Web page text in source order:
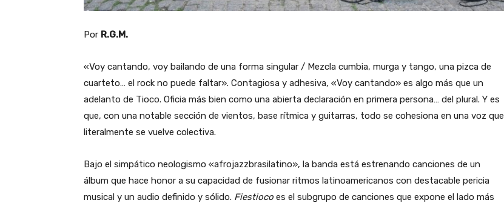
Por R.G.M.
«Voy cantando, voy bailando de una forma singular / Mezcla cumbia, murga y tango, una pizca de
cuarteto… el rock no puede faltar». Contagiosa y adhesiva, «Voy cantando» es algo más que un
adelanto de Tioco. Oficia más bien como una abierta declaración en primera persona… del plural. Y es
que, con una notable sección de vientos, base rítmica y guitarras, todo se cohesiona en una voz que
literalmente se vuelve colectiva.
Bajo el simpático neologismo «afrojazzbrasilatino», la banda está estrenando canciones de un
álbum que hace honor a su capacidad de fusionar ritmos latinoamericanos con destacable pericia
musical y un audio definido y sólido. Fiestioco es el subgrupo de canciones que expone el lado más